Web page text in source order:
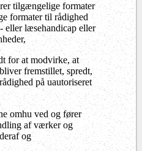
tilgængelige formater
formater til rådighed
eller læsehandicap eller
for at modvirke, at
fremstillet, spredt,
på uautoriseret
omhu ved og fører
af værker og
og